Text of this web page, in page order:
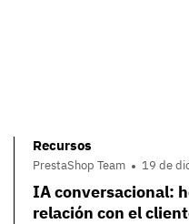
Recursos
PrestaShop Team 19 de
IA conversacional:
relación con el